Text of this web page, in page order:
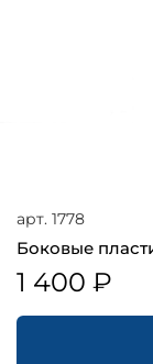
арт. 1778
Боковые
1 400 ₽